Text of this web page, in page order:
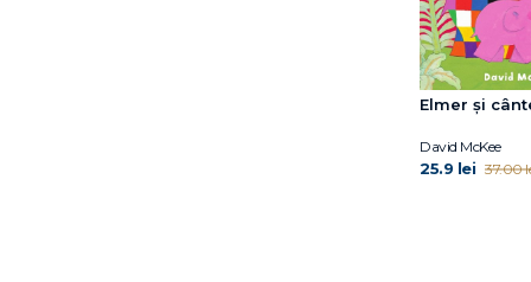
Elmer și
David McKee
25.9 lei 37.00